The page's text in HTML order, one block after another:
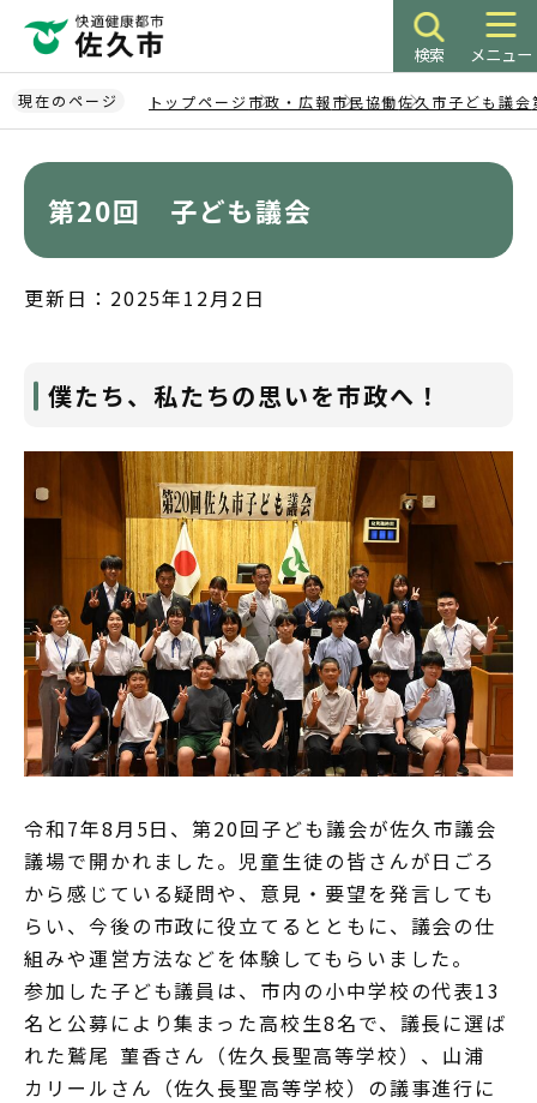
ペ
ー
ジ
検索 メニュー
現在のページ トップページ 市政・広報市民協働佐久市子ども議会
第20回 子ども議会
更新日：2025年12月2日
僕たち、私たちの思いを市政へ！
令和7年8月5日、第20回子ども議会が佐久市議会
議場で開かれました。児童生徒の皆さんが日ごろ
から感じている疑問や、意見・要望を発言しても
らい、今後の市政に役立てるとともに、議会の仕
組みや運営方法などを体験してもらいました。
参加した子ども議員は、市内の小中学校の代表13
名と公募により集まった高校生8名で、議長に選ば
れた鷲尾 菫香さん（佐久長聖高等学校）、山浦
カリールさん（佐久長聖高等学校）の議事進行に